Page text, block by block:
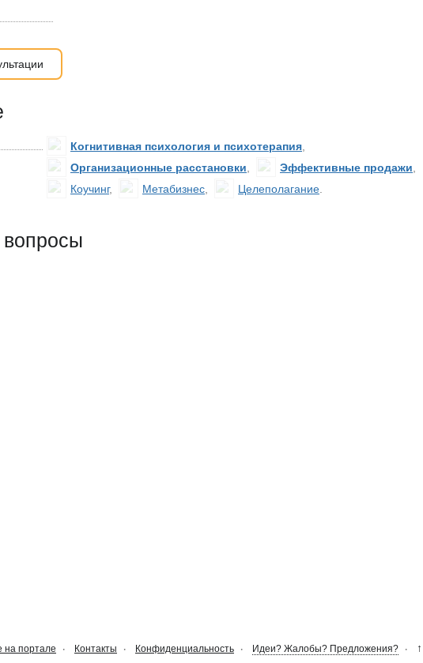
Когнитивная психология и психотерапия,
Организационные расстановки, Эффективные продажи,
Коучинг, Метабизнес, Целеполагание.
на портале Контакты Конфиденциальность Идеи? Жалобы? Предложения? ↑